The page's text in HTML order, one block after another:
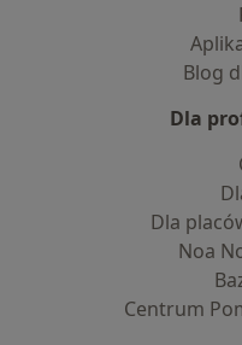
Blog
Dla
Dla
Noa
Centrum